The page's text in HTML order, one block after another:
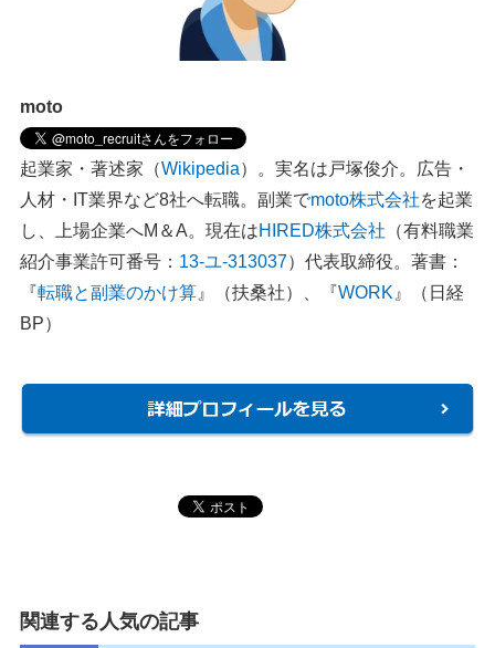
moto
起業家・著述家（Wikipedia）。実名は戸塚俊介。広告・
人材・IT業界など8社へ転職。副業でmoto株式会社を起業
し、上場企業へM＆A。現在はHIRED株式会社 （有料職業
紹介事業許可番号： 13-ユ-313037）代表取締役。著書：
『転職と副業のかけ算 』（扶桑社）、『WORK 』（日経
BP）
関連する人気の記事